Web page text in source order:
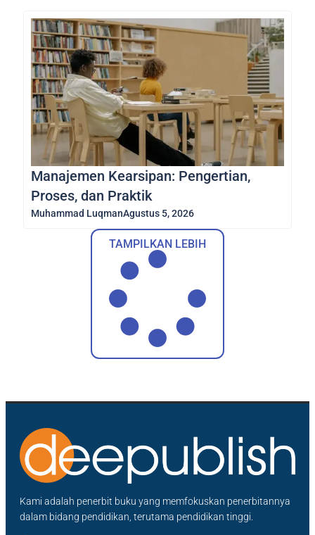
Manajemen Kearsipan: Pengertian,
Proses, dan Praktik
Muhammad LuqmanAgustus 5, 2026
TAMPILKAN LEBIH
Kami adalah penerbit buku yang memfokuskan penerbitannya
dalam bidang pendidikan, terutama pendidikan tinggi.